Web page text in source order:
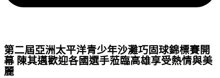
第二屆亞洲太平洋青少年沙灘巧固球錦標賽開
幕 陳其邁歡迎各國選手蒞臨高雄享受熱情與美
麗